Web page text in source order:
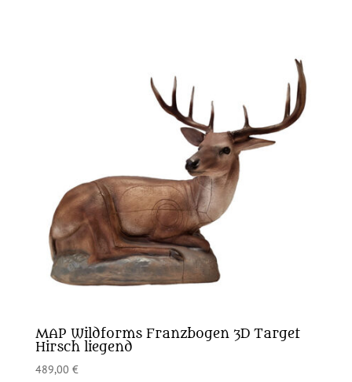
MAP Wildforms Franzbogen 3D Target
Hirsch liegend
489,00 €